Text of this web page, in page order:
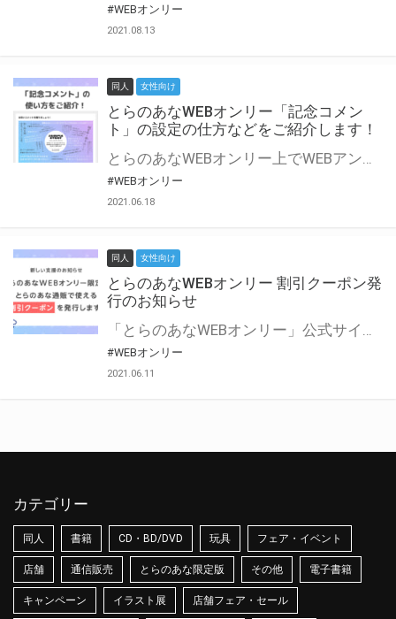
#WEBオンリー
2021.08.13
同人 女性向け
とらのあなWEBオンリー「記念コメン
ト」の設定の仕方などをご紹介します！
とらのあなWEBオンリー上でWEBアンソロジーが作成できる「記念コメント」について、その使い方や作成手順を解説します！ 支援タイプを「サークル参加型」「サークル参加型・マルシェ(イベント会場)機能付き」でお申し込みいただいている主催者様はぜひご活用ください♪ とらのあなWEBオンリーサイトはこちら
#WEBオンリー
2021.06.18
同人 女性向け
とらのあなWEBオンリー 割引クーポン発
行のお知らせ
「とらのあなWEBオンリー」公式サイトでとらのあな通販の「割引クーポン」を配布中！ イベントごとに開催当日限定で使える割引クーポンのシリアルコードを発行します。 とらのあなWEBオンリーのページをチェックして、イベント当日にお得にお買い物を楽しみましょう♪ ※本キャンペーンは予告なく終了する場合がございます。 とらのあなWEBオンリーサイトはこちら
#WEBオンリー
2021.06.11
カテゴリー
同人 書籍 CD・BD/DVD 玩具 フェア・イベント
店舗 通信販売 とらのあな限定版 その他 電子書籍
キャンペーン イラスト展 店舗フェア・セール